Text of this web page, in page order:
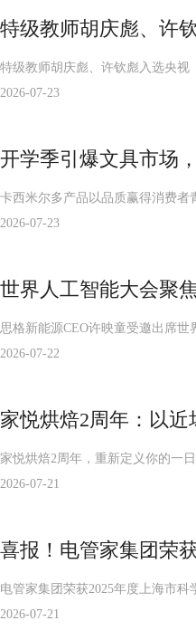
特级教师胡庆彪、许
特级教师胡庆彪、许钦彪入选央视
2026-07-23
开学季引爆文具市场
卡西米尔多产品以品质赢得消费者
2026-07-23
世界人工智能大会聚
思格新能源CEO许映童受邀出席世
2026-07-22
家悦烘焙2周年：以
家悦烘焙2周年，重新定义你的一
2026-07-21
喜报！电管家集团荣
电管家集团荣获2025年度上海市科
2026-07-21